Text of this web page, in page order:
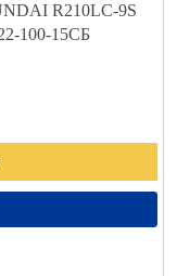
R210LC-9S
100-15СБ